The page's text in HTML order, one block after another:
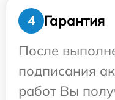
4
Гарантия
После
подписания
работ Вы